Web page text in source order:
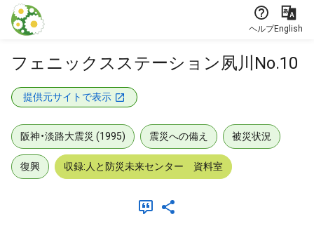
本文に飛ぶ
ヘルプEnglish
フェニックスステーション夙川No.10
提供元サイトで表示
阪神・淡路大震災 (1995) 震災への備え 被災状況
復興 収録:人と防災未来センター 資料室